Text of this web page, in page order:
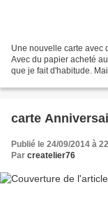
Une nouvelle carte avec
Avec du papier acheté
que je fait d'habitude.
carte
Publié le 24/09/2014 à
Par createlier76